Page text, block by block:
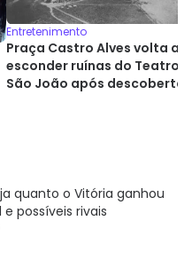
Entretenimento
Praça Castro Alves volta a
esconder ruínas do Teatro
São João após descoberta
quanto o Vitória ganhou
possíveis rivais